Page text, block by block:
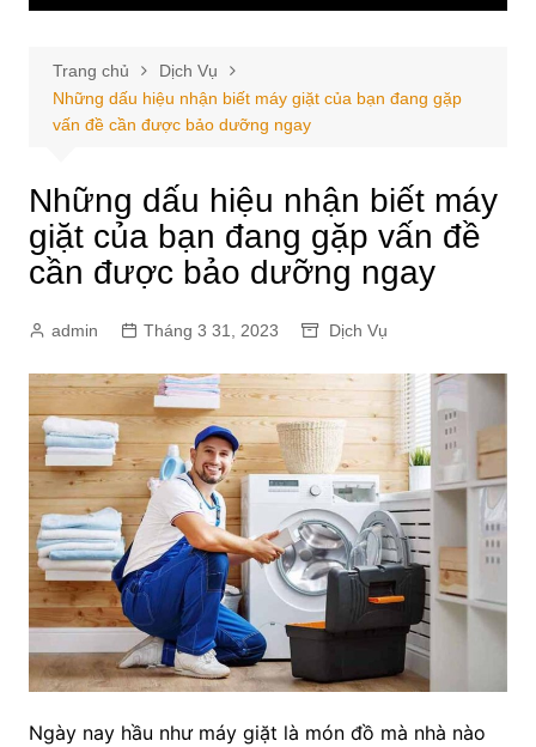
Trang chủ
Dịch Vụ
Những dấu hiệu nhận biết máy giặt của bạn đang gặp
vấn đề cần được bảo dưỡng ngay
Những dấu hiệu nhận biết máy
giặt của bạn đang gặp vấn đề
cần được bảo dưỡng ngay
admin Tháng 3 31, 2023 Dịch Vụ
Ngày nay hầu như máy giặt là món đồ mà nhà nào